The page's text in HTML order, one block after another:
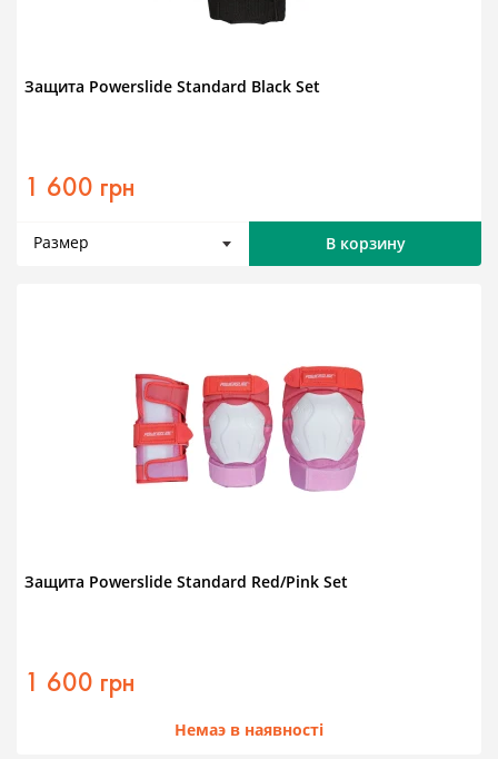
Защита Powerslide Standard Black Set
1 600 грн
Размер В корзину
Защита Powerslide Standard Red/Pink Set
1 600 грн
Немаэ в наявності